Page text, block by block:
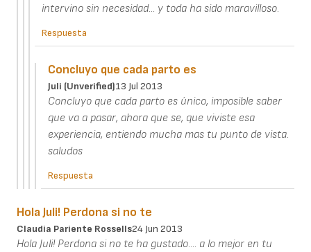
intervino sin necesidad... y toda ha sido maravilloso.
Respuesta
Concluyo que cada parto es
Juli (unverified)13 Jul 2013
Concluyo que cada parto es único, imposible saber
que va a pasar, ahora que se, que viviste esa
experiencia, entiendo mucha mas tu punto de vista.
saludos
Respuesta
Hola Juli! Perdona si no te
Claudia Pariente Rossells24 Jun 2013
Hola Juli! Perdona si no te ha gustado.... a lo mejor en tu